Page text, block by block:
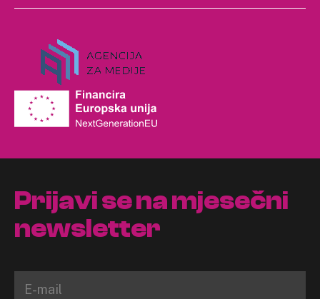
Prijavi se na mjesečni
newsletter